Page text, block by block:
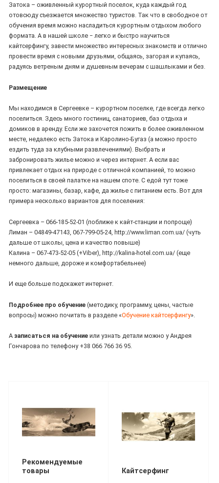
Затока – оживленный курортный поселок, куда каждый год
отовсюду съезжается множество туристов. Так что в свободное от
обучения время можно насладиться курортным отдыхом любого
формата. А в нашей школе − легко и быстро научиться
кайтсерфингу, завести множество интересных знакомств и отлично
провести время с новыми друзьями, общаясь, загорая и купаясь,
радуясь ветреным дням и душевным вечерам с шашлыками и без.
Размещение
Мы находимся в Сергеевке – курортном поселке, где всегда легко
поселиться. Здесь много гостиниц, санаториев, баз отдыха и
домиков в аренду. Если же захочется пожить в более оживленном
месте, недалеко есть Затока и Каролино-Бугаз (а можно просто
ездить туда за клубными развлечениями). Выбрать и
забронировать жилье можно и через интернет. А если вас
привлекает отдых на природе с отличной компанией, то можно
поселиться в своей палатке на нашем споте. С едой тут тоже
просто: магазины, базар, кафе, да жилье с питанием есть. Вот для
примера несколько вариантов для поселения:
Сергеевка – 066-185-52-01 (поближе к кайт-станции и попроще)
Лиман – 04849-47143, 067-799-05-24, http://www.liman.com.ua/ (чуть
дальше от школы, цена и качество повыше)
Калина – 067-473-52-05 (+Viber), http://kalina-hotel.com.ua/ (еще
немного дальше, дороже и комфортабельнее)
И еще больше подскажет интернет.
Подробнее про обучение (методику, программу, цены, частые
вопросы) можно почитать в разделе «Обучение кайтсерфингу».
А записаться на обучение или узнать детали можно у Андрея
Гончарова по телефону +38 066 766 36 95.
Рекомендуемые
товары
Кайтсерфинг